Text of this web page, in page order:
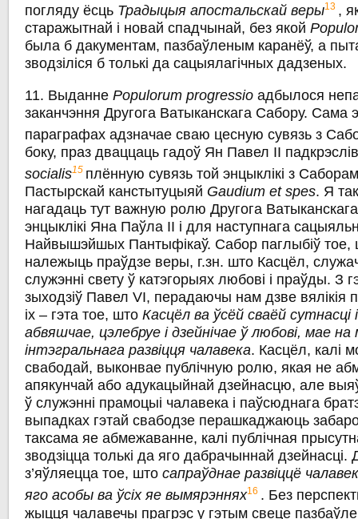
погляду ёсць Традыцыя апостальскай веры13 ,
старажытнай і новай спадчынай, без якой
была б дакументам, пазбаўленым каранёў, a
зводзіліся б толькі да сацыялагічных дадзеных.
11. ВыданнеPopulorum progressio адбылося
заканчэння Другога Ватыканскага Сабору. Сама
параграфах адзначае сваю цесную сувязь з
боку, праз дваццаць гадоў Ян Павел II
socialis15 плённую сувязь той энцыклікі з
Пастырскай канстытуцыяй Gaudium et spes. Я
нагадаць тут важную ролю Другога
энцыклікі Яна Паўла II і для наступнага
Найвышэйшых Пантыфікаў. Сабор паглыбіў тое,
належыць праўдзе веры, г.зн. што Касцёл,
служэнні свету ў катэгорыях любові i праўды. З
зыходзіў Павел VI, перадаючы нам дзве
іх – гэта тое, штоКасцёл ва ўсёй сваёй сутнасці
абвяшчае, цэлебруе i дзейнічае ў любові, мае
інтэгральнага развіцця чалавека. Касцёл, калі
свабодай, выконвае публічную ролю, якая не
апякунчай або адукацыйнай дзейнасцю, але
ў служэнні прамоцыі чалавека i паўсюднага
выпадках гэтай свабодзе перашкаджаюць
таксама яе абмежаванне, калі публічная
зводзіцца толькі да яго дабрачыннай дзейнасці.
з’яўляецца тое, штосапраўднае развіццё
яго асобы ва ўсіх яе вымярэннях16 . Без
жыцця чалавечы прагрэс у гэтым свеце